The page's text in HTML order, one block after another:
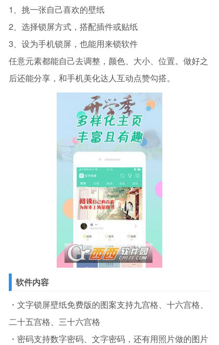
1、挑一张自己喜欢的壁纸
2、选择锁屏方式，搭配插件或贴纸
3、设为手机锁屏，也能用来锁软件
任意元素都能自己去调整，颜色、大小、位置。做好之
后还能分享，和手机美化达人互动点赞勾搭。
软件内容
・文字锁屏壁纸免费版的图案支持九宫格、十六宫格、
二十五宫格、三十六宫格
・密码支持数字密码、文字密码，还有用照片做的图片